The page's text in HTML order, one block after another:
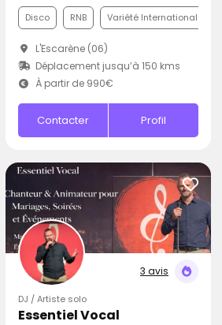
Disco RNB Variété Internationale
L'Escarène (06)
Déplacement jusqu’à 150 kms
À partir de 990€
Contacter Profil
3 avis
DJ / Artiste solo
Essentiel Vocal